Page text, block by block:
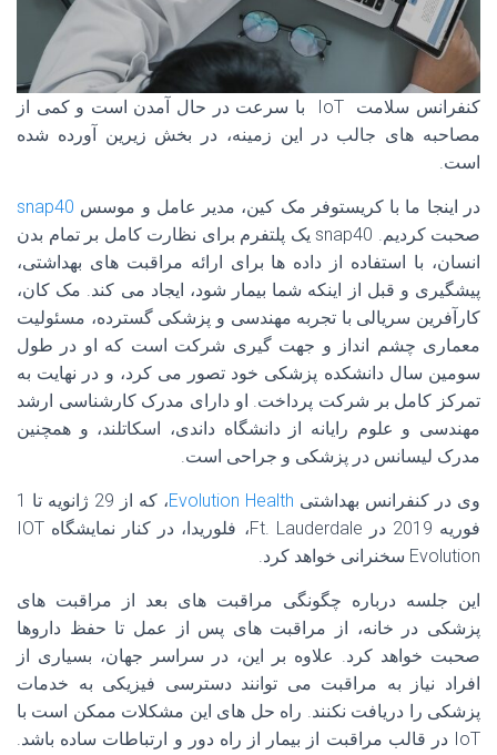
کنفرانس سلامت IoT با سرعت در حال آمدن است و کمی از
مصاحبه های جالب در این زمینه، در بخش زیرین آورده شده
است.
در اینجا ما با کریستوفر مک کین، مدیر عامل و موسس snap40
صحبت کردیم. snap40 یک پلتفرم برای نظارت کامل بر تمام بدن
انسان، با استفاده از داده ها برای ارائه مراقبت های بهداشتی،
پیشگیری و قبل از اینکه شما بیمار شود، ایجاد می کند. مک کان،
کارآفرین سریالی با تجربه مهندسی و پزشکی گسترده، مسئولیت
معماری چشم انداز و جهت گیری شرکت است که او در طول
سومین سال دانشکده پزشکی خود تصور می کرد، و در نهایت به
تمرکز کامل بر شرکت پرداخت. او دارای مدرک کارشناسی ارشد
مهندسی و علوم رایانه از دانشگاه داندی، اسکاتلند، و همچنین
مدرک لیسانس در پزشکی و جراحی است.
وی در کنفرانس بهداشتی Evolution Health
، که از 29 ژانویه تا 1
فوریه 2019 در Ft. Lauderdale، فلوریدا، در کنار نمایشگاه IOT
Evolution سخنرانی خواهد کرد.
این جلسه درباره چگونگی مراقبت های بعد از مراقبت های
پزشکی در خانه، از مراقبت های پس از عمل تا حفظ داروها
صحبت خواهد کرد. علاوه بر این، در سراسر جهان، بسیاری از
افراد نیاز به مراقبت می توانند دسترسی فیزیکی به خدمات
پزشکی را دریافت نکنند. راه حل های این مشکلات ممکن است با
IoT در قالب مراقبت از بیمار از راه دور و ارتباطات ساده باشد.